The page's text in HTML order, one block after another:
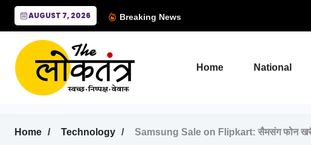
AUGUST 7, 2026 Breaking News
Home National
Home Technology Samsung Sale on Flipkart: सैमसंग फोन